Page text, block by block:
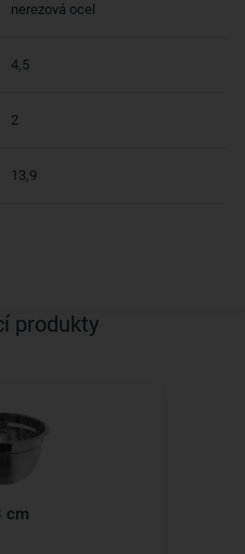
nerezová ocel
4,5
2
13,9
produkty
cm